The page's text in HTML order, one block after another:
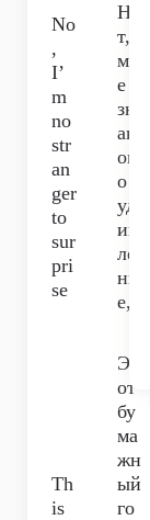
No
,
I’
m
no
str
an
ger
to
sur
pri
se
Не
т,
мн
е
зн
ак
ом
о
уд
ив
ле
ни
е,
Th
is
Эт
от
бу
ма
жн
ый
го